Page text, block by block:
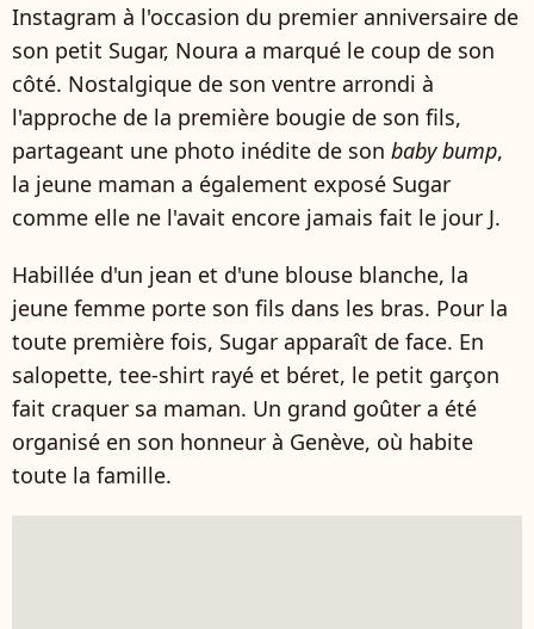
Instagram à l'occasion du premier anniversaire de
son petit Sugar, Noura a marqué le coup de son
côté. Nostalgique de son ventre arrondi à
l'approche de la première bougie de son fils,
partageant une photo inédite de son baby bump,
la jeune maman a également exposé Sugar
comme elle ne l'avait encore jamais fait le jour J.
Habillée d'un jean et d'une blouse blanche, la
jeune femme porte son fils dans les bras. Pour la
toute première fois, Sugar apparaît de face. En
salopette, tee-shirt rayé et béret, le petit garçon
fait craquer sa maman. Un grand goûter a été
organisé en son honneur à Genève, où habite
toute la famille.